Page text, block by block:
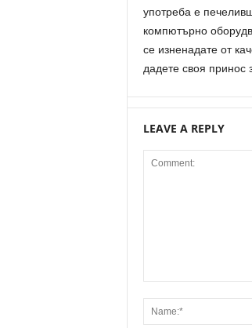
употреба е
компютърно
се изненадате от
дадете своя принос
LEAVE A REPLY